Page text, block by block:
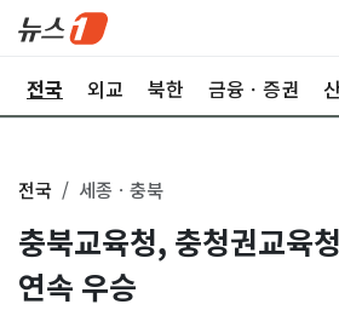
전국 외교 북한 금융ㆍ증권
전국 세종ㆍ충북
충북교육청, 충청권교육
연속 우승